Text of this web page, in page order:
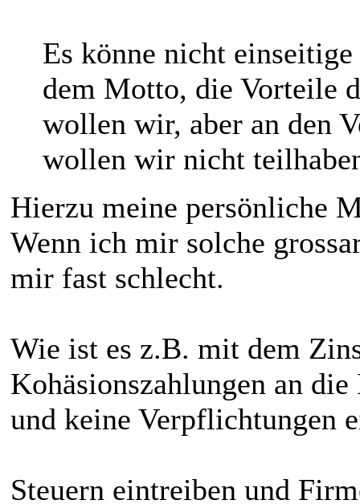
Es könne nicht
dem Motto, die Vorteile
wollen wir, aber an den
wollen wir nicht
Hierzu meine persönliche
Wenn ich mir solche
mir fast schlecht.
Wie ist es z.B. mit dem
Kohäsionszahlungen an
und keine Verpflichtungen
Steuern eintreiben und